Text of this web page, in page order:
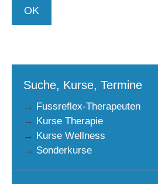
Suche, Kurse, Termine
→ Fussreflex-Therapeuten
→ Kurse Therapie
→ Kurse Wellness
→ Sonderkurse